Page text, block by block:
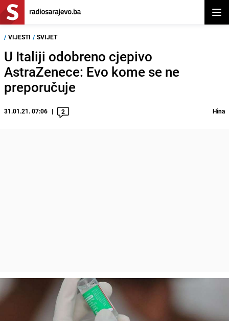
/ VIJESTI / SVIJET
U Italiji odobreno cjepivo
AstraZenece: Evo kome se ne
preporučuje
31.01.21. 07:06 2 Hina